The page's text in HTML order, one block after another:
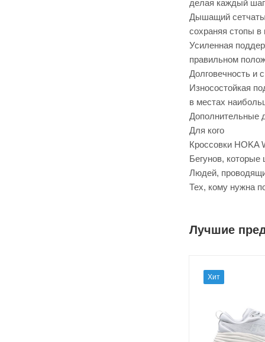
делая каждый
Дышащий
сохраняя стопы
Усиленная
правильном
Долговечность и
Износостойкая
в местах
Дополнительные
Для кого
Кроссовки HOKA
Бегунов,
Людей,
Тех, кому нужна
Лучшие
Хит